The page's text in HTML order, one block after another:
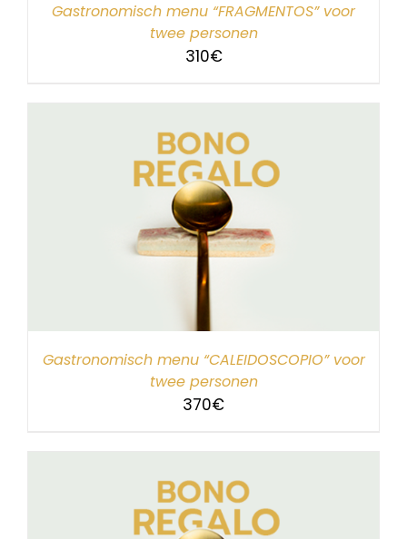
Gastronomisch menu “FRAGMENTOS” voor
twee personen
310€
Gastronomisch menu “CALEIDOSCOPIO” voor
twee personen
370€